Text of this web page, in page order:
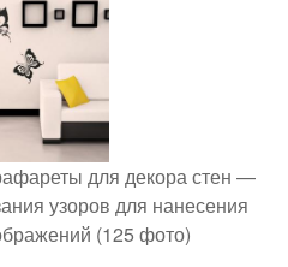
для декора стен —
узоров для нанесения
(125 фото)